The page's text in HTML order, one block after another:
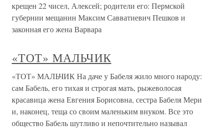
крещен 22 чисел, Алексей; родители его: Пермской
губернии мещанин Максим Савватиевич Пешков и
законная его жена Варвара
«ТОТ» МАЛЬЧИК
«ТОТ» МАЛЬЧИК На даче у Бабеля жило много народу:
сам Бабель, его тихая и строгая мать, рыжеволосая
красавица жена Евгения Борисовна, сестра Бабеля Мери
и, наконец, теща со своим маленьким внуком. Все это
общество Бабель шутливо и непочтительно называл